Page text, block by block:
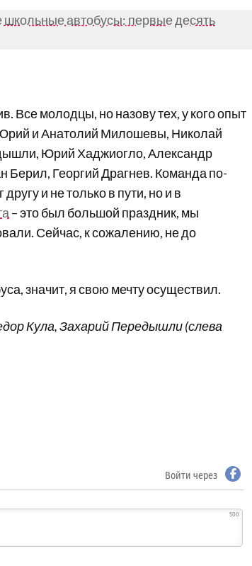
автобусы: первые десять
Все молодцы, но назову тех, у кого опыт
Юрий и Анатолий Милошевы, Николай
Юрий Хаджиогло, Александр
Берил, Георгий Драгнев. Команда по-
и не только в пути, но и в
– это был большой праздник, мы
Сейчас, к сожалению, не до
значит, я свою мечту осуществил.
Кула, Захарий Передышли (слева
Войти через
500